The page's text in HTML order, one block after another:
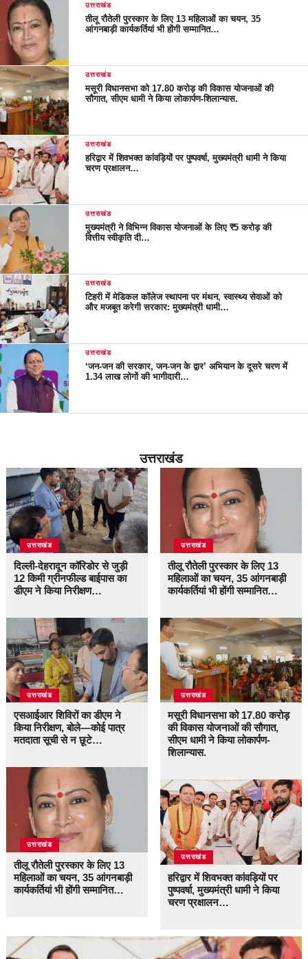
उत्तराखंड
तीलू रौतेली पुरस्कार के लिए 13 महिलाओं का चयन, 35
आंगनबाड़ी कार्यकर्तियां भी होंगी सम्मानित…
उत्तराखंड
मसूरी विधानसभा को 17.80 करोड़ की विकास योजनाओं की
सौगात, सीएम धामी ने किया लोकार्पण-शिलान्यास.
उत्तराखंड
हरिद्वार में शिवभक्त कांवड़ियों पर पुष्पवर्षा, मुख्यमंत्री धामी ने किया
चरण प्रक्षालन…
उत्तराखंड
मुख्यमंत्री ने विभिन्न विकास योजनाओं के लिए ₹5 करोड़ की
वित्तीय स्वीकृति दी…
उत्तराखंड
टिहरी में मेडिकल कॉलेज स्थापना पर मंथन, स्वास्थ्य सेवाओं को
और मजबूत करेगी सरकार: मुख्यमंत्री धामी…
उत्तराखंड
‘जन-जन की सरकार, जन-जन के द्वार’ अभियान के दूसरे चरण में
1.34 लाख लोगों की भागीदारी…
उत्तराखंड
उत्तराखंड
दिल्ली-देहरादून कॉरिडोर से जुड़ी
12 किमी ग्रीनफील्ड बाईपास का
डीएम ने किया निरीक्षण…
उत्तराखंड
एसआईआर शिविरों का डीएम ने
किया निरीक्षण, बोले—कोई पात्र
मतदाता सूची से न छूटे…
उत्तराखंड
तीलू रौतेली पुरस्कार के लिए 13
महिलाओं का चयन, 35 आंगनबाड़ी
कार्यकर्तियां भी होंगी सम्मानित…
उत्तराखंड
तीलू रौतेली पुरस्कार के लिए 13
महिलाओं का चयन, 35 आंगनबाड़ी
कार्यकर्तियां भी होंगी सम्मानित…
उत्तराखंड
मसूरी विधानसभा को 17.80 करोड़
की विकास योजनाओं की सौगात,
सीएम धामी ने किया लोकार्पण-
शिलान्यास.
उत्तराखंड
हरिद्वार में शिवभक्त कांवड़ियों पर
पुष्पवर्षा, मुख्यमंत्री धामी ने किया
चरण प्रक्षालन…